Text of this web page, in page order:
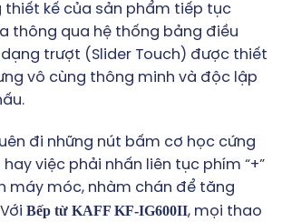
thiết kế của sản phẩm tiếp tục
thông qua hệ thống bảng điều
trượt (Slider Touch) được thiết
vô cùng thông minh và độc lập
đi những nút bấm cơ học cứng
việc phải nhấn liên tục phím “+”
máy móc, nhàm chán để tăng
Bếp từ KAFF KF-IG600II, mọi thao